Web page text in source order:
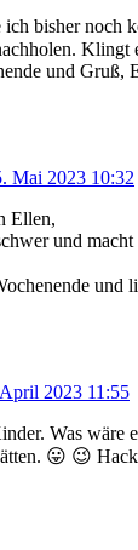
ich bisher noch
Klingt
und Gruß,
Mai 2023 10:32
Ellen,
und
und
2023 11:55
Was wäre
😛 😉